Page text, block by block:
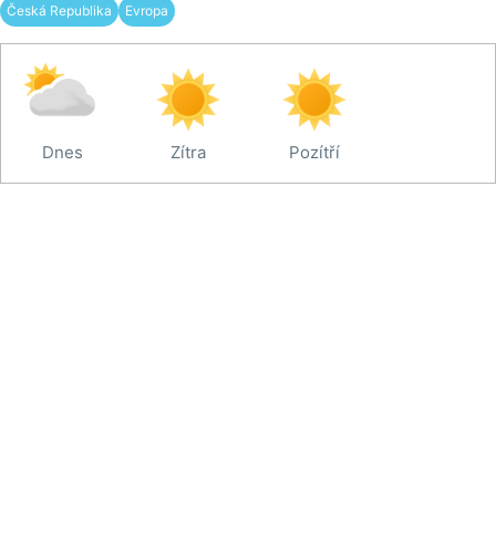
Česká Republika
Evropa
Dnes Zítra Pozítří